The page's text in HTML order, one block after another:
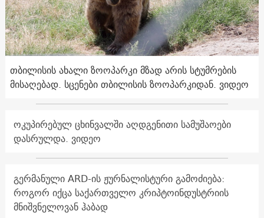
თბილისის ახალი ზოოპარკი მზად არის სტუმრების
მისაღებად. სცენები თბილისის ზოოპარკიდან. ვიდეო
ოკუპირებულ ცხინვალში აღდგენითი სამუშაოები
დასრულდა. ვიდეო
გერმანული ARD-ის ჟურნალისტური გამოძიება:
როგორ იქცა საქართველო კრიპტოინდუსტრიის
მნიშვნელოვან ჰაბად